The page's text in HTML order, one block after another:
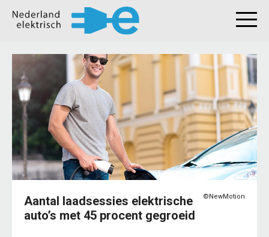
©NewMotion
Aantal laadsessies elektrische
auto’s met 45 procent gegroeid